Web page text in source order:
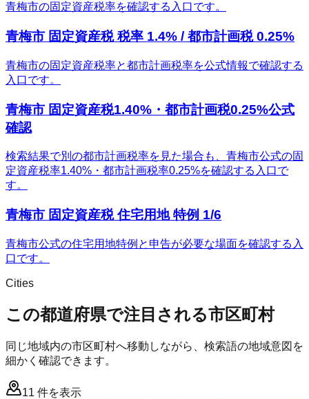
青梅市の固定資産税率を確認する入口です。
青梅市 固定資産税 税率 1.4% / 都市計画税 0.25%
青梅市の固定資産税率と都市計画税率を公式情報で確認する
入口です。
青梅市 固定資産税1.40%・都市計画税0.25%公式
確認
検索結果で別の都市計画税率を見た場合も、青梅市公式の固
定資産税率1.40%・都市計画税率0.25%を確認する入口で
す。
青梅市 固定資産税 住宅用地 特例 1/6
青梅市公式の住宅用地特例と申告が必要な場面を確認する入
口です。
Cities
この都道府県で注目される市区町村
同じ地域内の市区町村へ移動しながら、検索語の地域意図を
細かく確認できます。
11 件を表示